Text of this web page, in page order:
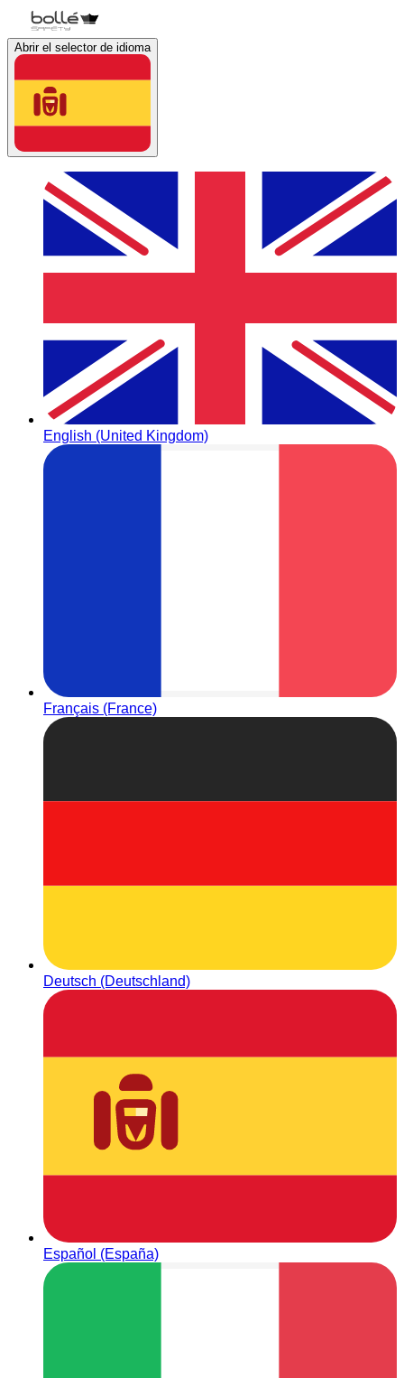
Abrir el selector de idioma
English (United Kingdom)
Français (France)
Deutsch (Deutschland)
Español (España)